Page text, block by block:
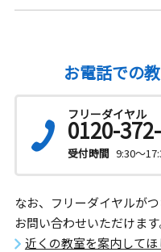
お電話での
フリーダイヤル
0120-
受付時間 9:30～
なお、フリーダイヤルが
お問い合わせいただけます
近くの教室を案内してほ